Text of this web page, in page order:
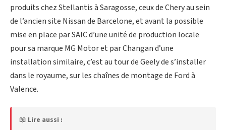
produits chez Stellantis à Saragosse, ceux de Chery au sein
de l’ancien site Nissan de Barcelone, et avant la possible
mise en place par SAIC d’une unité de production locale
pour sa marque MG Motor et par Changan d’une
installation similaire, c’est au tour de Geely de s’installer
dans le royaume, sur les chaînes de montage de Ford à
Valence.
📖 Lire aussi :